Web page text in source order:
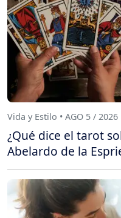
Vida y Estilo • AGO 5 / 2026
¿Qué dice el tarot
Abelardo de la